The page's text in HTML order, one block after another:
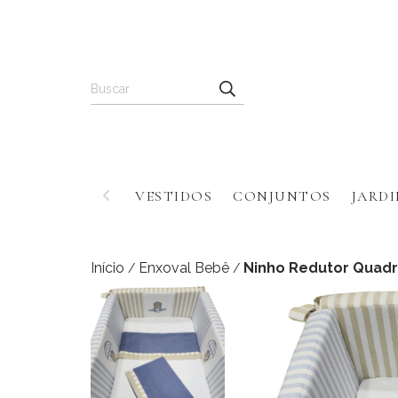
VESTIDOS CONJUNTOS
Início / Enxoval Bebê / Ninho Redutor